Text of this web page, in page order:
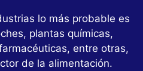
lo más probable es
plantas químicas,
entre otras,
de la alimentación.